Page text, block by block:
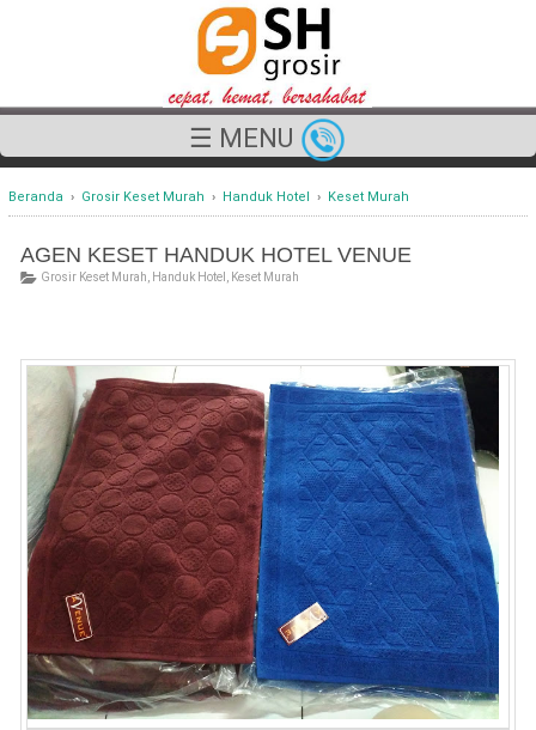
☰ MENU
Beranda › Grosir Keset Murah › Handuk Hotel › Keset Murah
AGEN KESET HANDUK HOTEL VENUE
Grosir Keset Murah Handuk Hotel Keset Murah